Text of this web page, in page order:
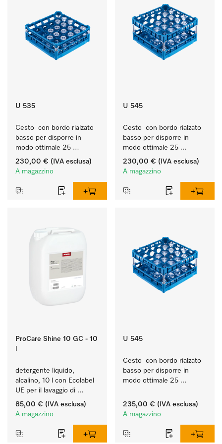
U 535
Cesto  con bordo rialzato
basso per disporre in
modo ottimale 25
bicchieri fino a 20 cm.
230,00 € (IVA esclusa)
A magazzino
U 545
Cesto  con bordo rialzato
basso per disporre in
modo ottimale 25
bicchieri fino a 23 cm.
230,00 € (IVA esclusa)
A magazzino
ProCare Shine 10 GC - 10
detergente liquido,
alcalino, 10 l con Ecolabel
UE per il lavaggio di
sporco quotidiano su
stoviglie, posate e
85,00 € (IVA esclusa)
A magazzino
U 545
Cesto  con bordo rialzato
basso per disporre in
modo ottimale 25
235,00 € (IVA esclusa)
A magazzino